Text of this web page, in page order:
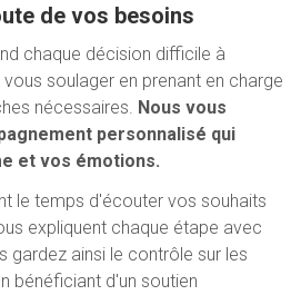
de vos besoins
chaque décision difficile à
soulager en prenant en charge
nécessaires. Nous vous
personnalisé qui
et vos émotions.
le temps d'écouter vos souhaits
expliquent chaque étape avec
gardez ainsi le contrôle sur les
bénéficiant d'un soutien